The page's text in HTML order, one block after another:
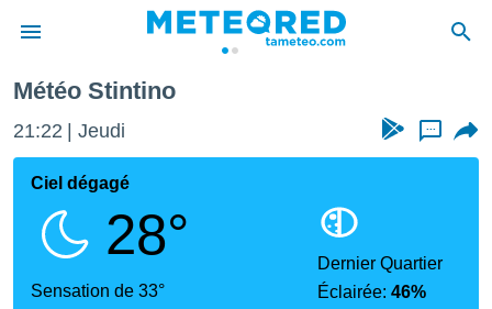
de
Météo Stintino
21:22 Jeudi ...
Ciel dégagé
28°
Sensation de 33°
Dernier Quartier
Éclairée:46%